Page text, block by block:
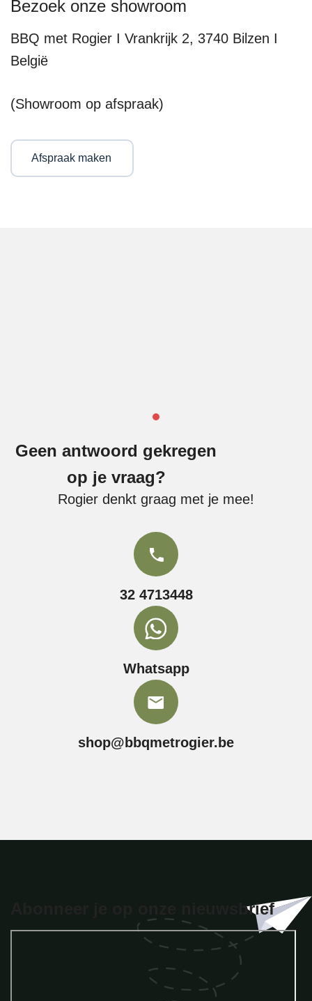
Bezoek onze showroom
BBQ met Rogier I Vrankrijk 2, 3740 Bilzen I
België
(Showroom op afspraak)
Afspraak maken
Geen antwoord gekregen
op je vraag?
Rogier denkt graag met je mee!
32 4713448
Whatsapp
shop@bbqmetrogier.be
Abonneer je op onze nieuwsbrief